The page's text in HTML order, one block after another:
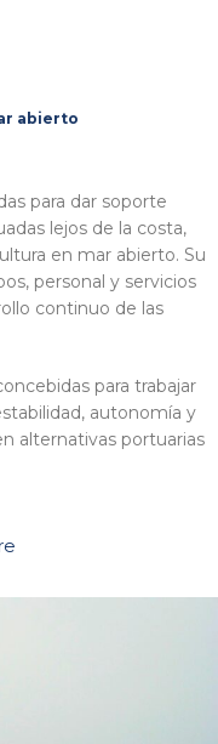
abierto
para dar soporte
lejos de la costa,
en mar abierto. Su
personal y servicios
continuo de las
para trabajar
autonomía y
alternativas portuarias